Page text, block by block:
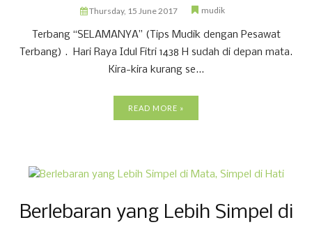
Thursday, 15 June 2017 mudik
Terbang “SELAMANYA” (Tips Mudik dengan Pesawat
Terbang) . Hari Raya Idul Fitri 1438 H sudah di depan mata.
Kira-kira kurang se...
READ MORE »
Berlebaran yang Lebih Simpel di